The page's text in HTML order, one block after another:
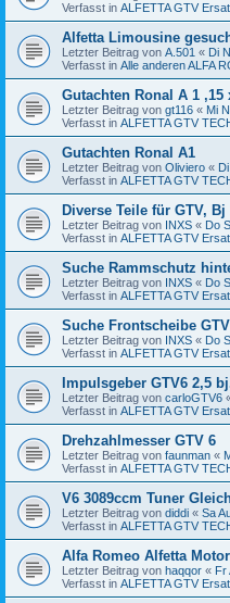
Verfasst in ALFETTA GTV
Alfetta Limousine
Letzter Beitrag von A.501 « Di
Verfasst in Alle anderen ALFA
Gutachten Ronal A 1 ,15
Letzter Beitrag von gt116 « Mi
Verfasst in ALFETTA GTV
Gutachten Ronal A1
Letzter Beitrag von Oliviero «
Verfasst in ALFETTA GTV
Diverse Teile für GTV, Bj
Letzter Beitrag von INXS « Do
Verfasst in ALFETTA GTV
Suche Rammschutz
Letzter Beitrag von INXS « Do
Verfasst in ALFETTA GTV
Suche Frontscheibe GTV
Letzter Beitrag von INXS « Do
Verfasst in ALFETTA GTV
Impulsgeber GTV6 2,5
Letzter Beitrag von carloGTV6
Verfasst in ALFETTA GTV
Drehzahlmesser GTV 6
Letzter Beitrag von faunman «
Verfasst in ALFETTA GTV
V6 3089ccm Tuner
Letzter Beitrag von diddi « Sa
Verfasst in ALFETTA GTV
Alfa Romeo Alfetta
Letzter Beitrag von haqqor « Fr
Verfasst in ALFETTA GTV